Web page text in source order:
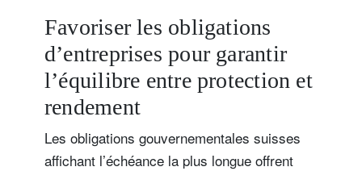
Favoriser les obligations
d’entreprises pour garantir
l’équilibre entre protection et
rendement
Les obligations gouvernementales suisses
affichant l’échéance la plus longue offrent